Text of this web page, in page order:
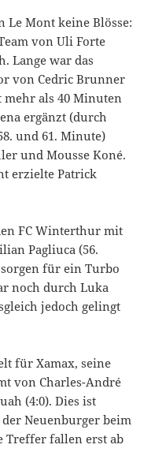
Le Mont keine Blösse:
von Uli Forte
Lange war das
von Cedric Brunner
als 40 Minuten
ergänzt (durch
und 61. Minute)
und Mousse Koné.
erzielte Patrick
FC Winterthur mit
Pagliuca (56.
für ein Turbo
noch durch Luka
jedoch gelingt
für Xamax, seine
von Charles-André
(4:0). Dies ist
Neuenburger beim
Treffer fallen erst ab